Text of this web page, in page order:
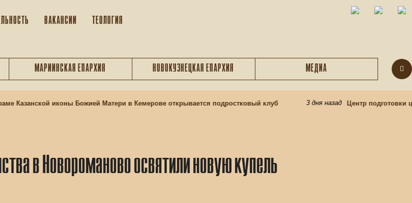
ВАКАНСИИ ТЕОЛОГИЯ
МАРИИНСКАЯ ЕПАРХИЯ НОВОКУЗНЕЦКАЯ ЕПАРХИЯ МЕДИА
Казанской иконы Божией Матери в Кемерове открывается подростковый клуб 3 дня назад Центр подготовки
в Новороманово освятили новую купель